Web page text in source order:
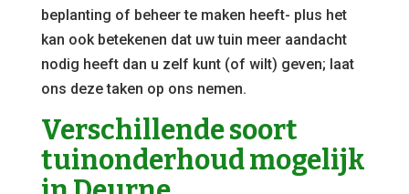
beplanting of beheer te maken heeft- plus het
kan ook betekenen dat uw tuin meer aandacht
nodig heeft dan u zelf kunt (of wilt) geven; laat
ons deze taken op ons nemen.
Verschillende soort
tuinonderhoud mogelijk